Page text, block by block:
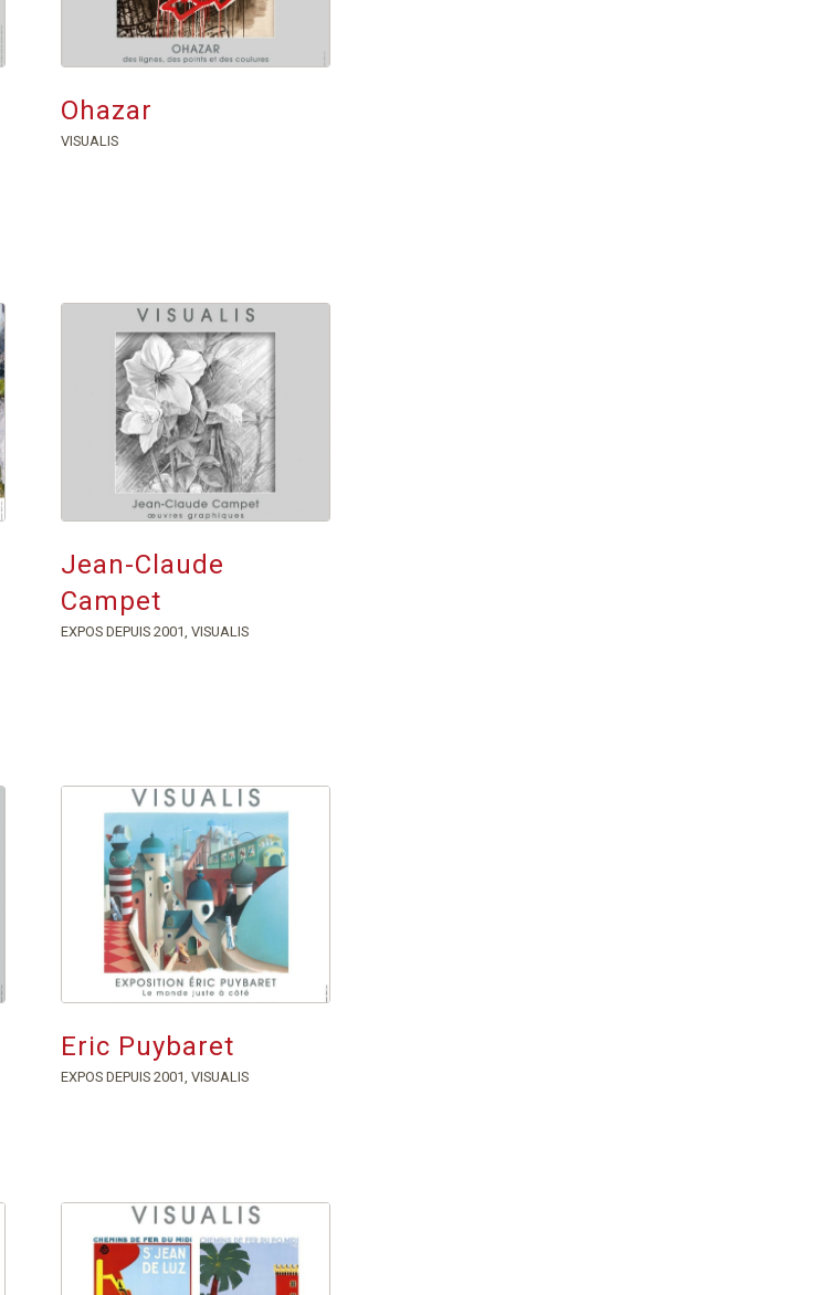
Ohazar
VISUALIS
Jean-Claude
Campet
EXPOS DEPUIS 2001 VISUALIS
Eric Puybaret
EXPOS DEPUIS 2001, VISUALIS